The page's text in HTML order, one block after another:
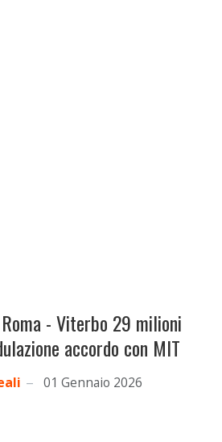
- Viterbo 29 milioni
accordo con MIT
01 Gennaio 2026